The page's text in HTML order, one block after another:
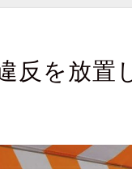
反を放置